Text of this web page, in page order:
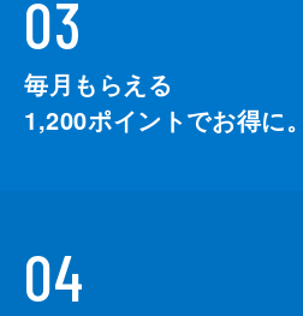
03
毎月もらえる
1,200ポイントでお得に。
04